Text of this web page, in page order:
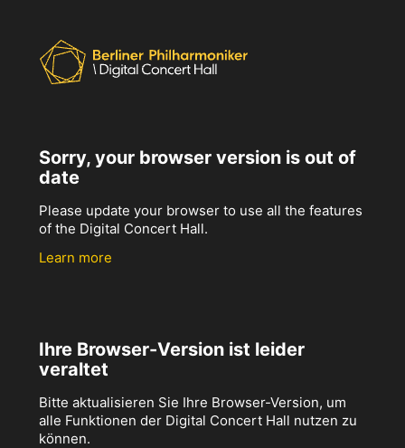
Sorry, your browser version is out of
date
Please update your browser to use all the features
of the Digital Concert Hall.
Learn more
Ihre Browser-Version ist leider
veraltet
Bitte aktualisieren Sie Ihre Browser-Version, um
alle Funktionen der Digital Concert Hall nutzen zu
können.